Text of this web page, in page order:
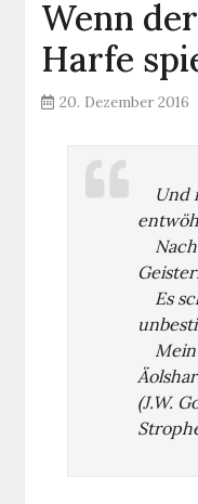
Wenn
Harfe
20. Dezember 2016
Und
Nach
Es
Mein
(J.W.